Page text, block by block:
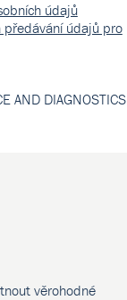
údajů
údajů pro
AND DIAGNOSTICS
věrohodné